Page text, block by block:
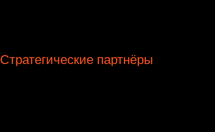
Стратегические партнёры